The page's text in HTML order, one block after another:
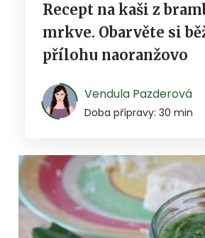
Recept na kaši z
mrkve. Obarvěte si
přílohu naoranžovo
Vendula Pazderová
Doba přípravy: 30 min